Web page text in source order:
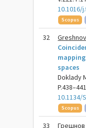
10.1016/
Scopus
32 Greshnov
spaces
Doklady
10.1134/
Scopus
33 Грешнов